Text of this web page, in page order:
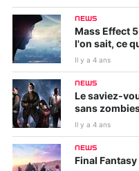
NEWS
Mass Effect
l'on sait, ce
Il y a 4 ans
NEWS
Le saviez-
sans
Il y a 4 ans
NEWS
Final